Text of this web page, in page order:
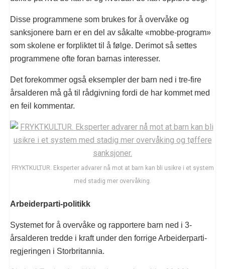
Disse programmene som brukes for å overvåke og
sanksjonere barn er en del av såkalte «mobbe-program»
som skolene er forpliktet til å følge. Derimot så settes
programmene ofte foran barnas interesser.
Det forekommer også eksempler der barn ned i tre-fire
årsalderen må gå til rådgivning fordi de har kommet med
en feil kommentar.
FRYKTKULTUR. Eksperter advarer nå mot at barn kan bli usikre i et system
med stadig mer overvåking.
Arbeiderparti-politikk
Systemet for å overvåke og rapportere barn ned i 3-
årsalderen tredde i kraft under den forrige Arbeiderparti-
regjeringen i Storbritannia.